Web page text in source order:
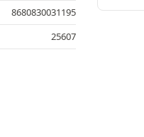
8680830031195
25607